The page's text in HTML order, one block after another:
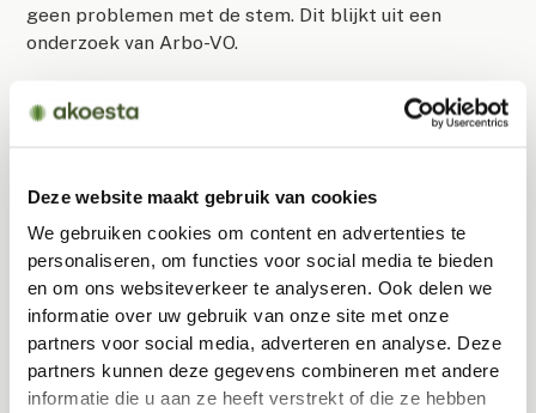
Deze website maakt gebruik van cookies
We gebruiken cookies om content en advertenties te
personaliseren, om functies voor social media te bieden
en om ons websiteverkeer te analyseren. Ook delen we
informatie over uw gebruik van onze site met onze
partners voor social media, adverteren en analyse. Deze
partners kunnen deze gegevens combineren met andere
informatie die u aan ze heeft verstrekt of die ze hebben
geen problemen met de stem. Dit blijkt uit een
onderzoek van Arbo-VO.